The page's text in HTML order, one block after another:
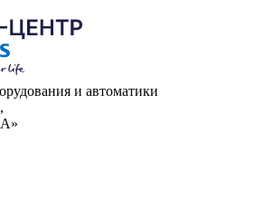
и автоматики